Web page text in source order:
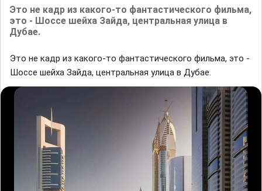
Это не кадр из какого-то фантастического фильма,
это - Шоссе шейха Зайда, центральная улица в
Дубае.
Это не кадр из какого-то фантастического фильма, это -
Шоссе шейха Зайда, центральная улица в Дубае.